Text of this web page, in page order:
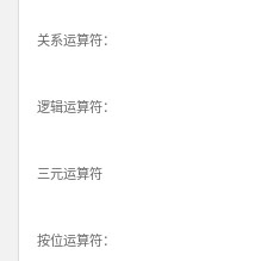
关系运算符：
逻辑运算符：
三元运算符
按位运算符：